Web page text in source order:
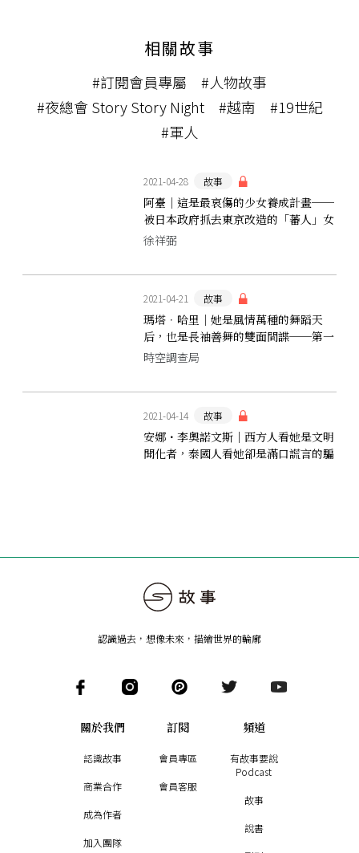
相關故事
#訂閱會員專屬
#人物故事
#夜總會 Story Story Night
#越南
#19世紀
#軍人
2021-04-28 故事
阿臺｜這是最哀傷的少女養成計畫──
被日本政府抓去東京改造的「蕃人」女
孩
徐祥弼
2021-04-21 故事
瑪塔．哈里｜她是風情萬種的舞蹈天
后，也是長袖善舞的雙面間諜──第一
次世界大戰的傳奇舞女間諜
時空調查局
2021-04-14 故事
安娜・李奧諾文斯｜西方人看她是文明
開化者，泰國人看她卻是滿口謊言的騙
認識過去，想像未來 ， 描繪世界的輪廓
關於我們
認識故事
商業合作
成為作者
加入團隊
訂閱
會員專區
會員客服
頻道
有故事要說
Podcast
故事
說書